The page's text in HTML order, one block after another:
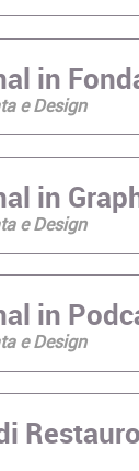
in
e Design
in
e Design
in
e Design